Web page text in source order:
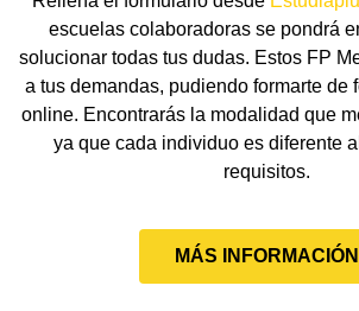
escuelas colaboradoras se pondrá
solucionar todas tus dudas. Estos FP
a tus demandas, pudiendo formarte de
online. Encontrarás la modalidad que
ya que cada individuo es diferente
requisitos.
MÁS INFORMACIÓN